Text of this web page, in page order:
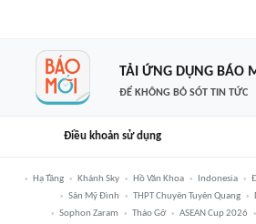
TẢI ỨNG DỤNG BÁO
ĐỂ KHÔNG BỎ SÓT TIN TỨC
Điều khoản sử dụng
Hạ Tầng Khánh Sky Hồ Văn Khoa Indonesia
Sân Mỹ Đình
THPT Chuyên Tuyên Quang
Sophon Zaram
Tháo Gỡ ASEAN Cup 2026